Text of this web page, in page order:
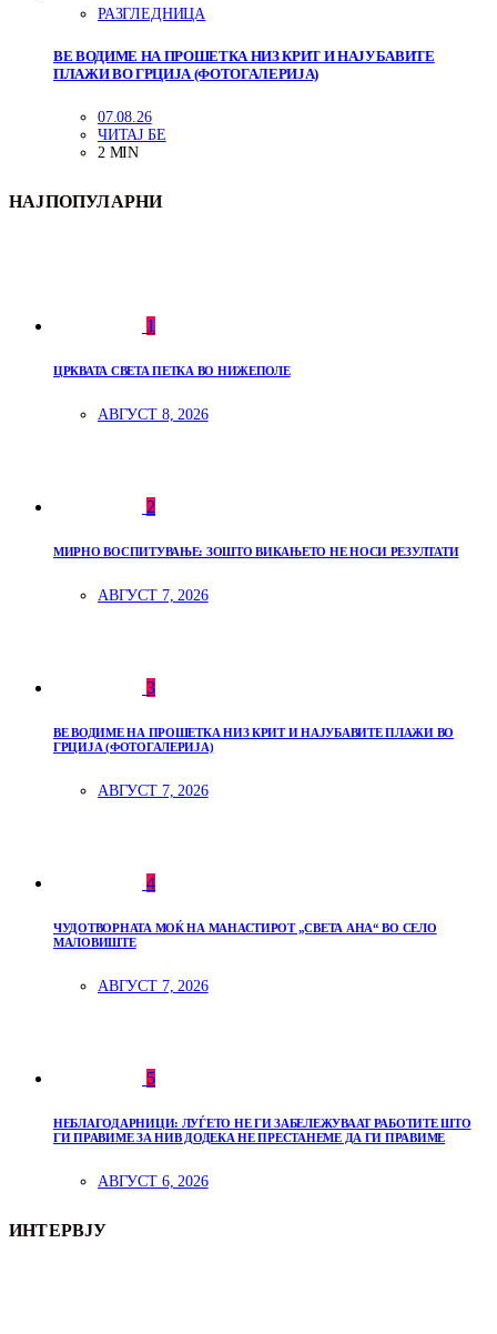
РАЗГЛЕДНИЦА
ВЕ ВОДИМЕ НА ПРОШЕТКА НИЗ КРИТ И НАЈУБАВИТЕ
ПЛАЖИ ВО ГРЦИЈА (ФОТОГАЛЕРИЈА)
07.08.26
ЧИТАЈ БЕ
2 MIN
НАЈПОПУЛАРНИ
1
ЦРКВАТА СВЕТА ПЕТКА ВО НИЖЕПОЛЕ
АВГУСТ 8, 2026
2
МИРНО ВОСПИТУВАЊЕ: ЗОШТО ВИКАЊЕТО НЕ НОСИ РЕЗУЛТАТИ
АВГУСТ 7, 2026
3
ВЕ ВОДИМЕ НА ПРОШЕТКА НИЗ КРИТ И НАЈУБАВИТЕ ПЛАЖИ ВО
ГРЦИЈА (ФОТОГАЛЕРИЈА)
АВГУСТ 7, 2026
4
ЧУДОТВОРНАТА МОЌ НА МАНАСТИРОТ „СВЕТА АНА“ ВО СЕЛО
МАЛОВИШТЕ
АВГУСТ 7, 2026
5
НЕБЛАГОДАРНИЦИ: ЛУЃЕТО НЕ ГИ ЗАБЕЛЕЖУВААТ РАБОТИТЕ ШТО
ГИ ПРАВИМЕ ЗА НИВ ДОДЕКА НЕ ПРЕСТАНЕМЕ ДА ГИ ПРАВИМЕ
АВГУСТ 6, 2026
ИНТЕРВЈУ